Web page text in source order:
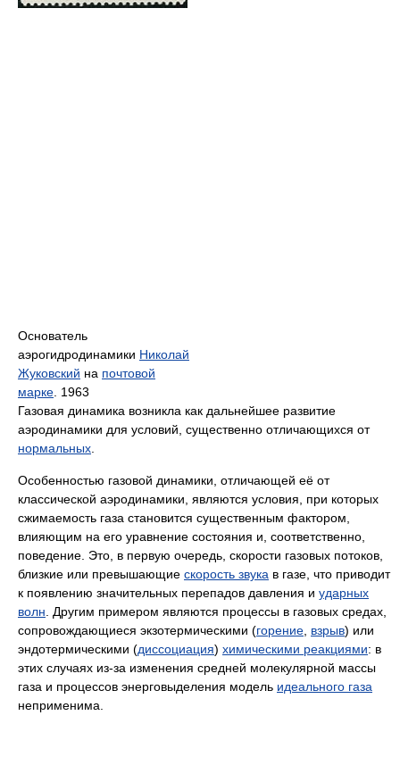
Основатель
аэрогидродинамики Николай
Жуковский на почтовой
марке . 1963
Газовая динамика возникла как дальнейшее развитие
аэродинамики для условий, существенно отличающихся от
нормальных
Особенностью газовой динамики, отличающей её от
классической аэродинамики, являются условия, при которых
сжимаемость газа становится существенным фактором,
влияющим на его уравнение состояния и, соответственно,
поведение. Это, в первую очередь, скорости газовых потоков,
близкие или превышающие скорость звука в газе, что приводит
к появлению значительных перепадов давления и ударных
волн . Другим примером являются процессы в газовых средах,
сопровождающиеся экзотермическими (горение взрыв) или
эндотермическими (диссоциация) химическими реакциями: в
этих случаях из-за изменения средней молекулярной массы
газа и процессов энерговыделения модель идеального газа
неприменима.